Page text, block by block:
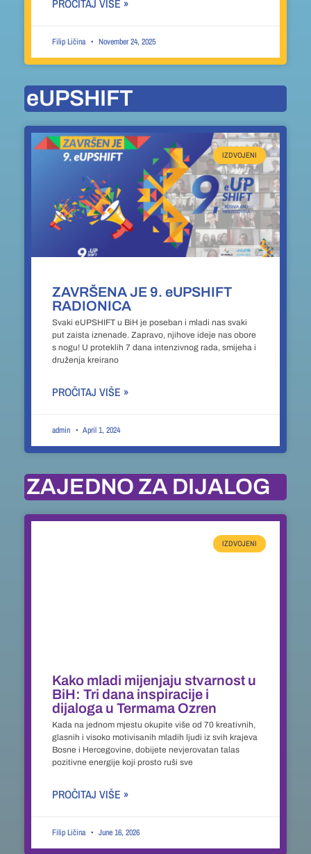
PROČITAJ VIŠE »
Filip Ličina November 24, 2025
eUPSHIFT
IZDVOJENI
ZAVRŠENA JE 9. eUPSHIFT
RADIONICA
Svaki eUPSHIFT u BiH je poseban i mladi nas svaki
put zaista iznenade. Zapravo, njihove ideje nas obore
s nogu! U proteklih 7 dana intenzivnog rada, smijeha i
druženja kreirano
PROČITAJ VIŠE »
admin April 1, 2024
ZAJEDNO ZA DIJALOG
IZDVOJENI
Kako mladi mijenjaju stvarnost u
BiH: Tri dana inspiracije i
dijaloga u Termama Ozren
Kada na jednom mjestu okupite više od 70 kreativnih,
glasnih i visoko motivisanih mladih ljudi iz svih krajeva
Bosne i Hercegovine, dobijete nevjerovatan talas
pozitivne energije koji prosto ruši sve
PROČITAJ VIŠE »
Filip Ličina June 16, 2026